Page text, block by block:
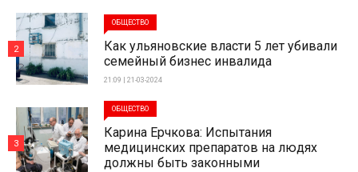
ОБЩЕСТВО
Как ульяновские власти 5 лет убивали
семейный бизнес инвалида
21:09 | 21-03-2024
2
ОБЩЕСТВО
Карина Ерчкова: Испытания
медицинских препаратов на людях
должны быть законными
3